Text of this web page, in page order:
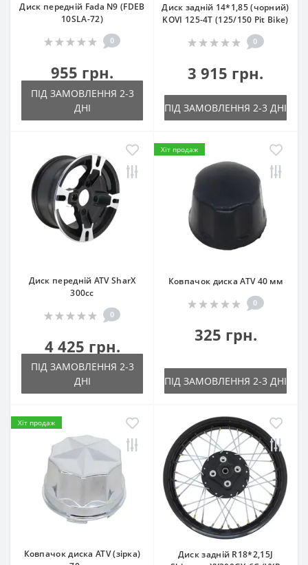
Диск передній Fada N9 (FDEB
10SLA-72)
0
955 грн.
ПІД ЗАМОВЛЕННЯ 2-3
ДНІ
Диск задній 14*1,85 (чорний)
KOVI 125-4Т (125/150 Pit Bike)
0
3 915 грн.
ПІД ЗАМОВЛЕННЯ 2-3 ДНІ
Диск передній ATV SharX
300сс
0
4 425 грн.
ПІД ЗАМОВЛЕННЯ 2-3
ДНІ
Хіт продаж
Ковпачок диска ATV 40 мм
0
325 грн.
ПІД ЗАМОВЛЕННЯ 2-3 ДНІ
Хіт продаж
Ковпачок диска ATV (зірка)
Диск задній R18*2,15J